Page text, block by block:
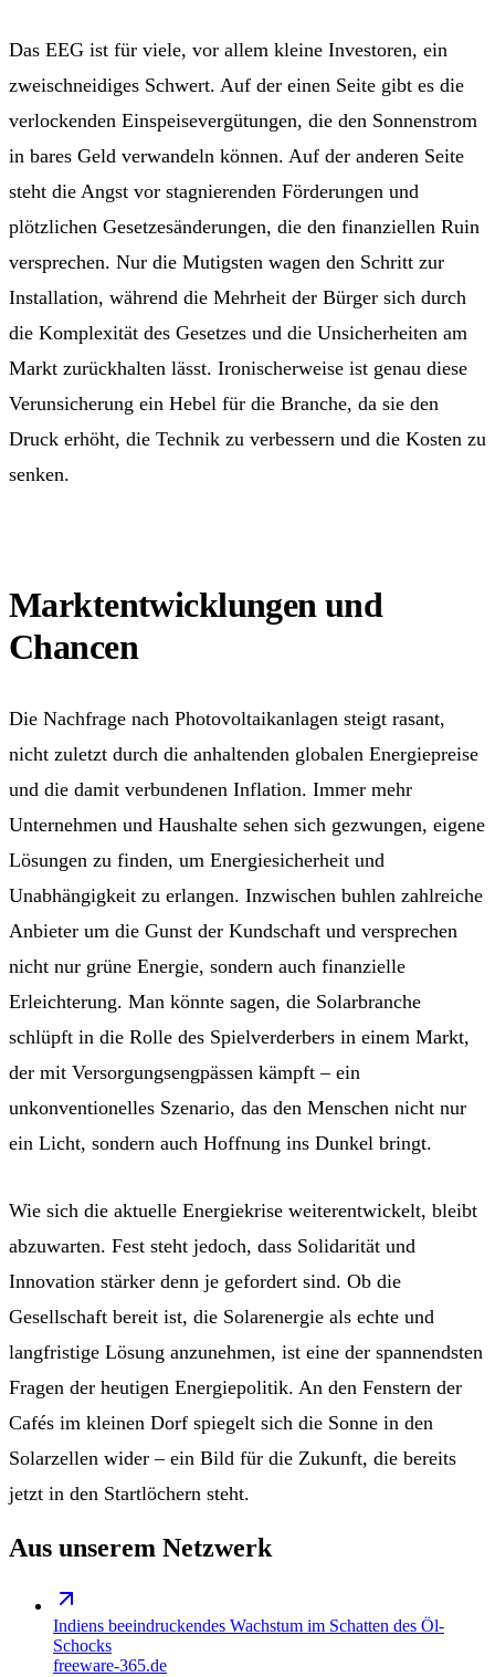
Das EEG ist für viele, vor allem kleine Investoren, ein
zweischneidiges Schwert. Auf der einen Seite gibt es die
verlockenden Einspeisevergütungen, die den Sonnenstrom
in bares Geld verwandeln können. Auf der anderen Seite
steht die Angst vor stagnierenden Förderungen und
plötzlichen Gesetzesänderungen, die den finanziellen Ruin
versprechen. Nur die Mutigsten wagen den Schritt zur
Installation, während die Mehrheit der Bürger sich durch
die Komplexität des Gesetzes und die Unsicherheiten am
Markt zurückhalten lässt. Ironischerweise ist genau diese
Verunsicherung ein Hebel für die Branche, da sie den
Druck erhöht, die Technik zu verbessern und die Kosten zu
senken.
Marktentwicklungen und
Chancen
Die Nachfrage nach Photovoltaikanlagen steigt rasant,
nicht zuletzt durch die anhaltenden globalen Energiepreise
und die damit verbundenen Inflation. Immer mehr
Unternehmen und Haushalte sehen sich gezwungen, eigene
Lösungen zu finden, um Energiesicherheit und
Unabhängigkeit zu erlangen. Inzwischen buhlen zahlreiche
Anbieter um die Gunst der Kundschaft und versprechen
nicht nur grüne Energie, sondern auch finanzielle
Erleichterung. Man könnte sagen, die Solarbranche
schlüpft in die Rolle des Spielverderbers in einem Markt,
der mit Versorgungsengpässen kämpft – ein
unkonventionelles Szenario, das den Menschen nicht nur
ein Licht, sondern auch Hoffnung ins Dunkel bringt.
Wie sich die aktuelle Energiekrise weiterentwickelt, bleibt
abzuwarten. Fest steht jedoch, dass Solidarität und
Innovation stärker denn je gefordert sind. Ob die
Gesellschaft bereit ist, die Solarenergie als echte und
langfristige Lösung anzunehmen, ist eine der spannendsten
Fragen der heutigen Energiepolitik. An den Fenstern der
Cafés im kleinen Dorf spiegelt sich die Sonne in den
Solarzellen wider – ein Bild für die Zukunft, die bereits
jetzt in den Startlöchern steht.
Aus unserem Netzwerk
Indiens beeindruckendes Wachstum im Schatten des Öl-
Schocks
freeware-365.de